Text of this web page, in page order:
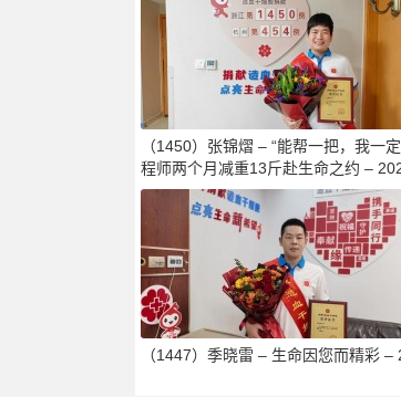
（1450）张锦熠 – “能帮一把，我一
程师两个月减重13斤赴生命之约 –
（1447）季晓雷 – 生命因您而精彩 –